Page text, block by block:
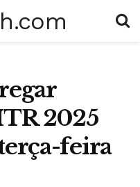
2025
feira